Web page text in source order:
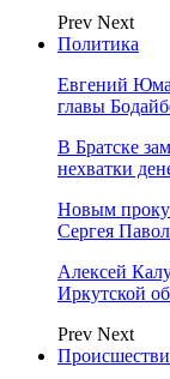
Prev Next
Политика
Евгений
главы
В Братске
нехватки
Новым
Сергея
Алексей
Иркутской
Prev Next